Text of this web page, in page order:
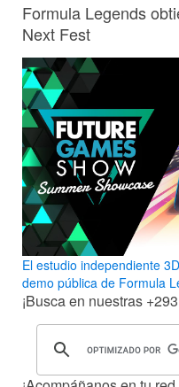
Formula Legends
Next Fest
El estudio independiente
demo pública de Formula
¡Busca en nuestras